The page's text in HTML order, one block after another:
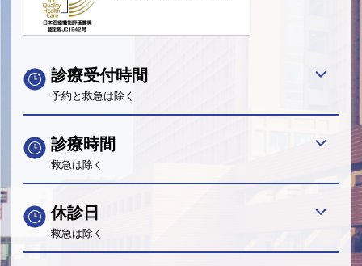
診療受付時間
予約と救急は除く
診療時間
救急は除く
休診日
救急は除く